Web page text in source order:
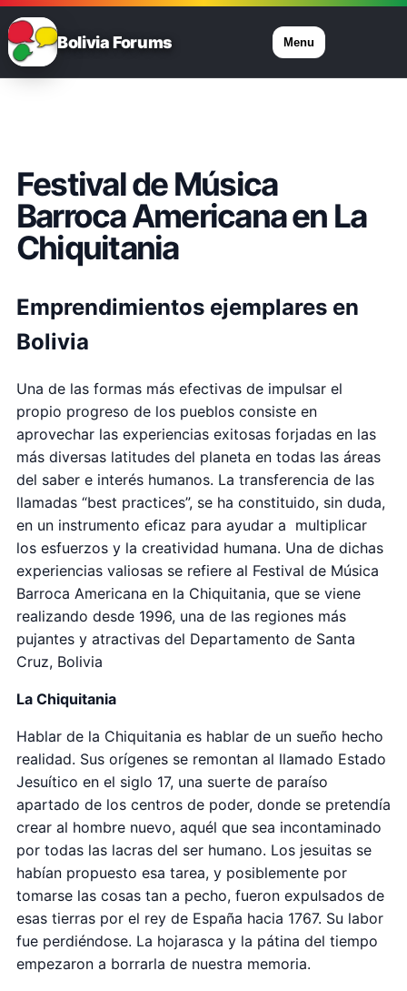
Bolivia Forums Menu
Festival de Música
Barroca Americana en La
Chiquitania
Emprendimientos ejemplares en
Bolivia
Una de las formas más efectivas de impulsar el
propio progreso de los pueblos consiste en
aprovechar las experiencias exitosas forjadas en las
más diversas latitudes del planeta en todas las áreas
del saber e interés humanos. La transferencia de las
llamadas “best practices”, se ha constituido, sin duda,
en un instrumento eficaz para ayudar a multiplicar
los esfuerzos y la creatividad humana. Una de dichas
experiencias valiosas se refiere al Festival de Música
Barroca Americana en la Chiquitania, que se viene
realizando desde 1996, una de las regiones más
pujantes y atractivas del Departamento de Santa
Cruz, Bolivia
La Chiquitania
Hablar de la Chiquitania es hablar de un sueño hecho
realidad. Sus orígenes se remontan al llamado Estado
Jesuítico en el siglo 17, una suerte de paraíso
apartado de los centros de poder, donde se pretendía
crear al hombre nuevo, aquél que sea incontaminado
por todas las lacras del ser humano. Los jesuitas se
habían propuesto esa tarea, y posiblemente por
tomarse las cosas tan a pecho, fueron expulsados de
esas tierras por el rey de España hacia 1767. Su labor
fue perdiéndose. La hojarasca y la pátina del tiempo
empezaron a borrarla de nuestra memoria.